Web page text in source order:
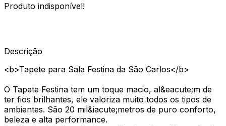
Produto indisponível!
Descrição
<b>Tapete para Sala Festina da São Carlos</b>
O Tapete Festina tem um toque macio, al&eacute;m de
ter fios brilhantes, ele valoriza muito todos os tipos de
ambientes. São 20 mil&iacute;metros de puro conforto,
beleza e alta performance.